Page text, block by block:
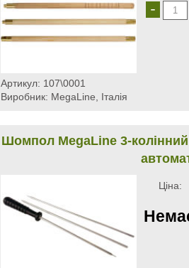
-
Артикул: 107\0001
Виробник: MegaLine, Італія
Шомпол MegaLine 3-
Ціна: